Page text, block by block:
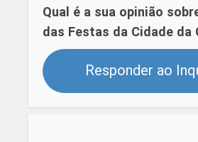
Qual é a sua opinião
das Festas da Cidade da
Responder ao